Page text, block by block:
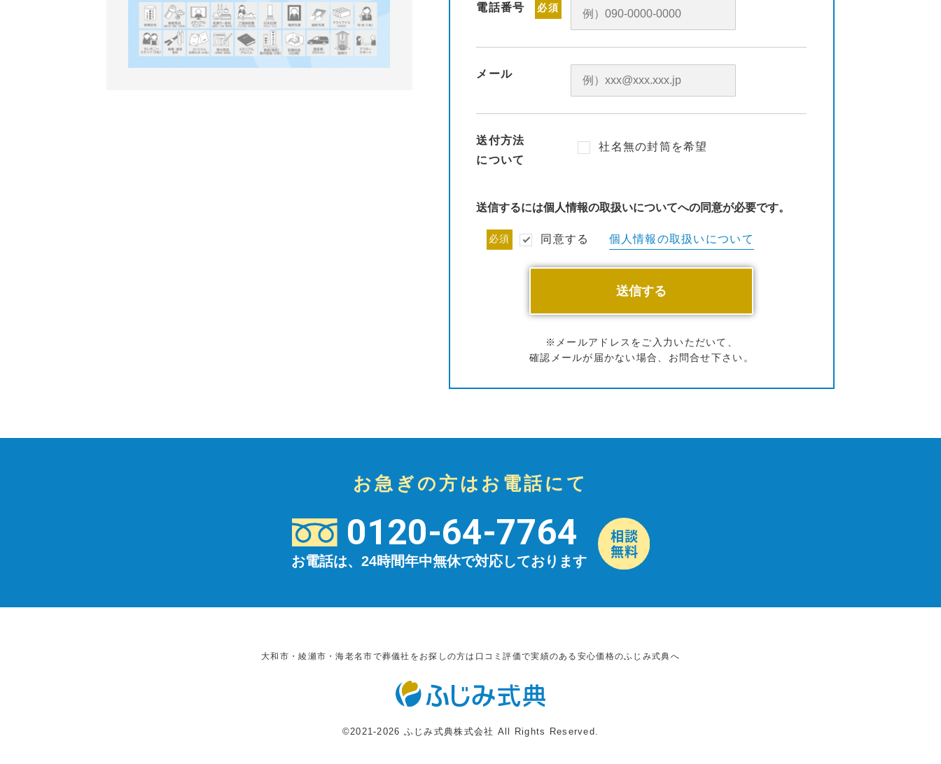
電話番号 必須
メール
送付方法
について
社名無の封筒を希望
送信するには個人情報の取扱いについてへの同意が必要です。
必須 同意する 個人情報の取扱いについて
※メールアドレスをご入力いただいて、
確認メールが届かない場合、お問合せ下さい。
お急ぎの方はお電話にて
0120-64-7764
お電話は、24時間年中無休で対応しております
大和市・綾瀬市・海老名市で葬儀社をお探しの方は口コミ評価で実績のある安心価格のふじみ式典へ
©2021-2026 ふじみ式典株式会社 All Rights Reserved.